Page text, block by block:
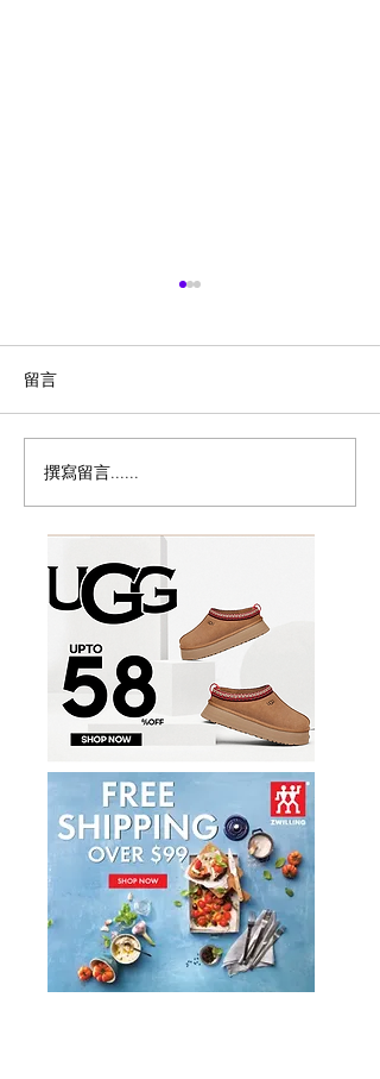
历史新低！Samsonite 新
秀丽 Winfield 2 全PC
20+28寸 黑色拉杆行李箱2
件套1.7折
留言
撰寫留言......